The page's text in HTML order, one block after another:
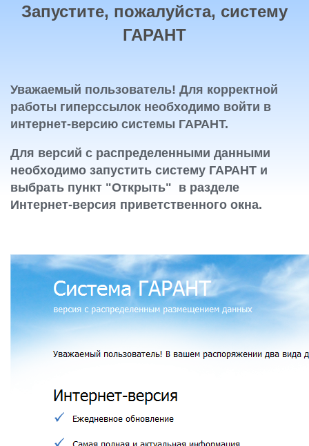
Запустите, пожалуйста, систему
ГАРАНТ
Уважаемый пользователь! Для корректной
работы гиперссылок необходимо войти в
интернет-версию системы ГАРАНТ.
Для версий с распределенными данными
необходимо запустить систему ГАРАНТ и
выбрать пункт "Открыть" в разделе
Интернет-версия приветственного окна.